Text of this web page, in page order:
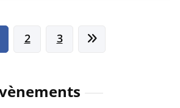
2 3